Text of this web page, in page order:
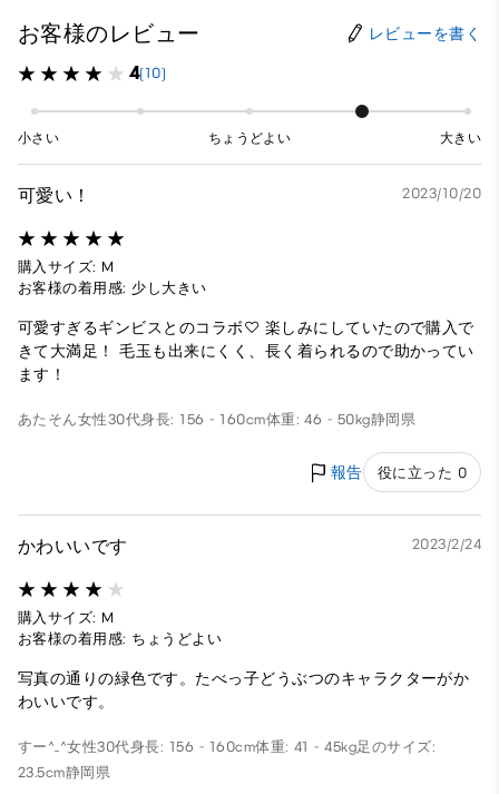
お客様のレビュー レビューを書く
4(10)
小さい ちょうどよい 大きい
可愛い！ 2023/10/20
購入サイズ: M
お客様の着用感: 少し大きい
可愛すぎるギンビスとのコラボ♡ 楽しみにしていたので購入で
きて大満足！ 毛玉も出来にくく、長く着られるので助かってい
ます！
あたそん女性30代身長: 156 - 160cm体重: 46 - 50kg静岡県
報告 役に立った 0
かわいいです 2023/2/24
購入サイズ: M
お客様の着用感: ちょうどよい
写真の通りの緑色です。たべっ子どうぶつのキャラクターがか
わいいです。
すー^_^女性30代身長: 156 - 160cm体重: 41 - 45kg足のサイズ:
23.5cm静岡県